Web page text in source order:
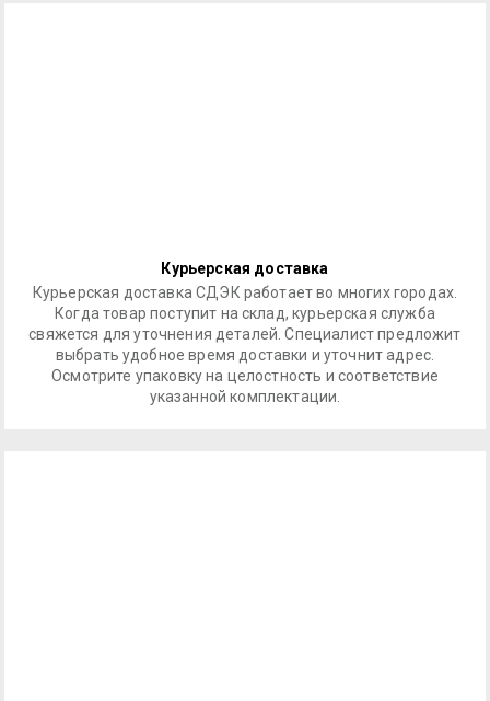
Курьерская доставка
Курьерская доставка СДЭК работает во многих городах.
Когда товар поступит на склад, курьерская служба
свяжется для уточнения деталей. Специалист предложит
выбрать удобное время доставки и уточнит адрес.
Осмотрите упаковку на целостность и соответствие
указанной комплектации.